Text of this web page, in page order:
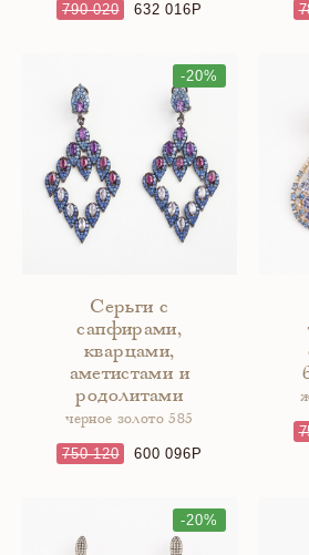
790 020 632 016
-20%
Серьги с
сапфирами,
кварцами,
аметистами и
родолитами
черное золото 585
750 120 600 096
-20%